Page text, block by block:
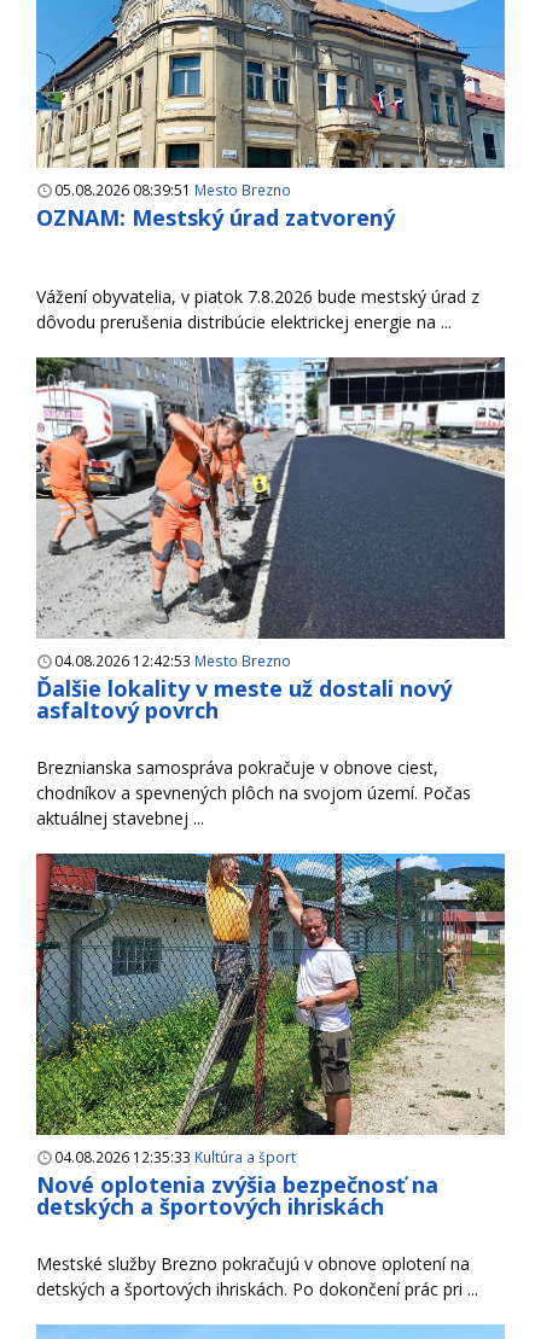
05.08.2026 08:39:51 Mesto Brezno
OZNAM: Mestský úrad zatvorený
Vážení obyvatelia, v piatok 7.8.2026 bude mestský úrad z
dôvodu prerušenia distribúcie elektrickej energie na ...
04.08.2026 12:42:53 Mesto Brezno
Ďalšie lokality v meste už dostali nový
asfaltový povrch
Breznianska samospráva pokračuje v obnove ciest,
chodníkov a spevnených plôch na svojom území. Počas
aktuálnej stavebnej ...
04.08.2026 12:35:33 Kultúra a šport
Nové oplotenia zvýšia bezpečnosť na
detských a športových ihriskách
Mestské služby Brezno pokračujú v obnove oplotení na
detských a športových ihriskách. Po dokončení prác pri ...